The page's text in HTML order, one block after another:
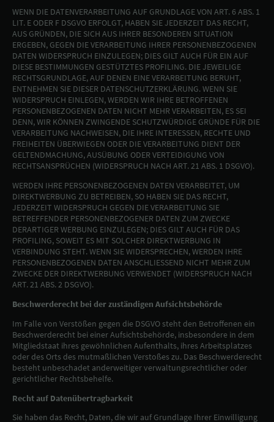
WENN DIE DATENVERARBEITUNG AUF GRUNDLAGE VON ART. 6 ABS. 1
LIT. E ODER F DSGVO ERFOLGT, HABEN SIE JEDERZEIT DAS RECHT,
AUS GRÜNDEN, DIE SICH AUS IHRER BESONDEREN SITUATION
ERGEBEN, GEGEN DIE VERARBEITUNG IHRER PERSONENBEZOGENEN
DATEN WIDERSPRUCH EINZULEGEN; DIES GILT AUCH FÜR EIN AUF
DIESE BESTIMMUNGEN GESTÜTZTES PROFILING. DIE JEWEILIGE
RECHTSGRUNDLAGE, AUF DENEN EINE VERARBEITUNG BERUHT,
ENTNEHMEN SIE DIESER DATENSCHUTZERKLÄRUNG. WENN SIE
WIDERSPRUCH EINLEGEN, WERDEN WIR IHRE BETROFFENEN
PERSONENBEZOGENEN DATEN NICHT MEHR VERARBEITEN, ES SEI
DENN, WIR KÖNNEN ZWINGENDE SCHUTZWÜRDIGE GRÜNDE FÜR DIE
VERARBEITUNG NACHWEISEN, DIE IHRE INTERESSEN, RECHTE UND
FREIHEITEN ÜBERWIEGEN ODER DIE VERARBEITUNG DIENT DER
GELTENDMACHUNG, AUSÜBUNG ODER VERTEIDIGUNG VON
RECHTSANSPRÜCHEN (WIDERSPRUCH NACH ART. 21 ABS. 1 DSGVO).
WERDEN IHRE PERSONENBEZOGENEN DATEN VERARBEITET, UM
DIREKTWERBUNG ZU BETREIBEN, SO HABEN SIE DAS RECHT,
JEDERZEIT WIDERSPRUCH GEGEN DIE VERARBEITUNG SIE
BETREFFENDER PERSONENBEZOGENER DATEN ZUM ZWECKE
DERARTIGER WERBUNG EINZULEGEN; DIES GILT AUCH FÜR DAS
PROFILING, SOWEIT ES MIT SOLCHER DIREKTWERBUNG IN
VERBINDUNG STEHT. WENN SIE WIDERSPRECHEN, WERDEN IHRE
PERSONENBEZOGENEN DATEN ANSCHLIESSEND NICHT MEHR ZUM
ZWECKE DER DIREKTWERBUNG VERWENDET (WIDERSPRUCH NACH
ART. 21 ABS. 2 DSGVO).
Beschwerderecht bei der zuständigen Aufsichtsbehörde
Im Falle von Verstößen gegen die DSGVO steht den Betroffenen ein
Beschwerderecht bei einer Aufsichtsbehörde, insbesondere in dem
Mitgliedstaat ihres gewöhnlichen Aufenthalts, ihres Arbeitsplatzes
oder des Orts des mutmaßlichen Verstoßes zu. Das Beschwerderecht
besteht unbeschadet anderweitiger verwaltungsrechtlicher oder
gerichtlicher Rechtsbehelfe.
Recht auf Datenübertragbarkeit
Sie haben das Recht, Daten, die wir auf Grundlage Ihrer Einwilligung